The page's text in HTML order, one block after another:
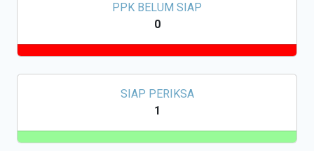
PPK BELUM SIAP
0
SIAP PERIKSA
1